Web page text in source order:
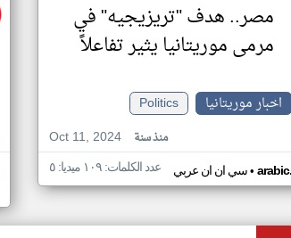
مصر.. هدف "تريزيجيه" في
مرمى موريتانيا يثير تفاعلاً
اخبار موريتانيا
Politics
Oct 11, 2024
منذ سنة
سي ان ان عربي• عدد الكلمات: ١٠٩ ميديا: ٥